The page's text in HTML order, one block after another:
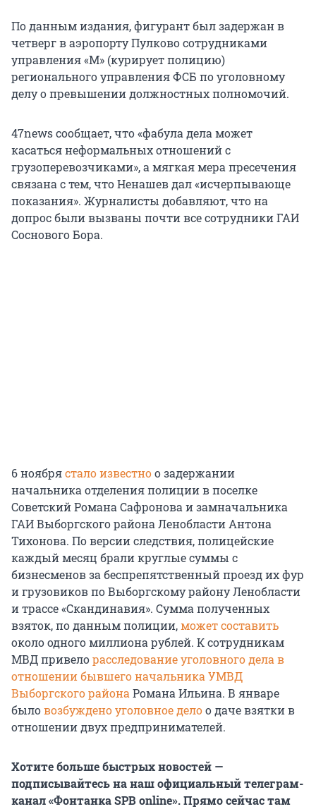
По данным издания, фигурант был задержан в
четверг в аэропорту Пулково сотрудниками
управления «М» (курирует полицию)
регионального управления ФСБ по уголовному
делу о превышении должностных полномочий.
47news сообщает, что «фабула дела может
касаться неформальных отношений с
грузоперевозчиками», а мягкая мера пресечения
связана с тем, что Ненашев дал «исчерпывающе
показания». Журналисты добавляют, что на
допрос были вызваны почти все сотрудники ГАИ
Соснового Бора.
6 ноябрястало известноо задержании
начальника отделения полиции в поселке
Советский Романа Сафронова и замначальника
ГАИ Выборгского района Ленобласти Антона
Тихонова. По версии следствия, полицейские
каждый месяц брали круглые суммы с
бизнесменов за беспрепятственный проезд их фур
и грузовиков по Выборгскому району Ленобласти
и трассе «Скандинавия». Сумма полученных
взяток, по данным полиции,может составить
около одного миллиона рублей. К сотрудникам
МВД привелорасследование уголовного дела в
отношении бывшего начальника УМВД
Выборгского района Романа Ильина. В январе
быловозбуждено уголовное делоо даче взятки в
отношении двух предпринимателей.
Хотите больше быстрых новостей —
подписывайтесь на наш официальный телеграм-
канал «Фонтанка SPB online». Прямо сейчас там